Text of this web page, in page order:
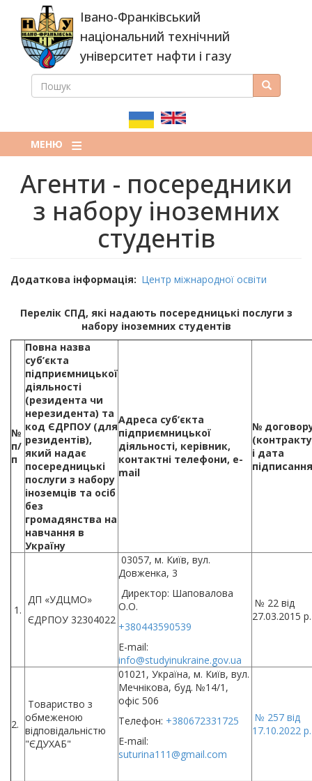
основного
вмісту
Івано-Франківський
національний технічний
університет нафти і газу
ПОШУКОВА
ПОШУК Пошук
МЕНЮ
Агенти - посередники
з набору іноземних
студентів
Додаткова інформація Центр міжнародної освіти
Перелік СПД, які надають посередницькі послуги з
набору іноземних студентів
№
п/
п
Повна назва
суб’єкта
підприємницької
діяльності
(резидента чи
нерезидента) та
код ЄДРПОУ (для
резидентів),
який надає
посередницькі
послуги з набору
іноземців та осіб
без
громадянства на
навчання в
Україну
Адреса суб’єкта
підприємницької
діяльності, керівник,
контактні телефони, e-
mail
№
і дата
підписання
1.
ДП «УДЦМО»
ЄДРПОУ 32304022
03057, м. Київ, вул.
Довженка, 3
Директор: Шаповалова
О.О.
+380443590539
E-mail:
info@studyinukraine.gov.ua
№ 22 від
27.03.2015 р.
2.
Товариство з
обмеженою
відповідальністю
"ЄДУХАБ"
01021, Україна, м. Київ, вул.
Мечнікова, буд. №14/1,
офіс 506
Телефон: +380672331725
E-mail:
suturina111@gmail.com
№ 257 від
17.10.2022 р.